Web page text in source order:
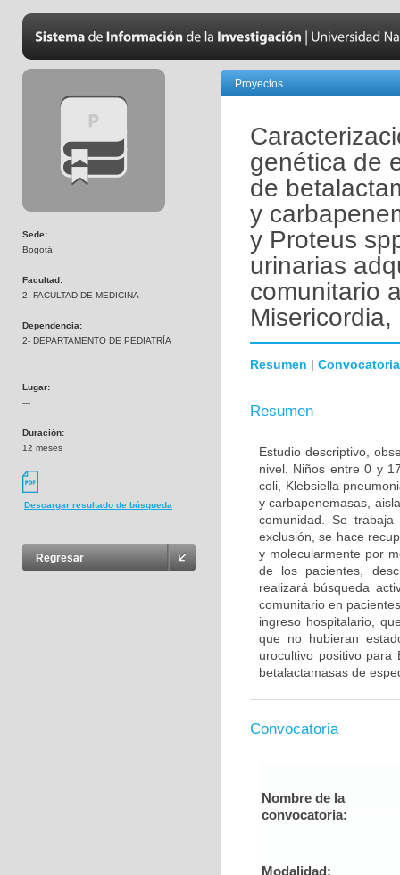
Sede:
Bogotá
Facultad:
2- FACULTAD DE MEDICINA
Dependencia:
2- DEPARTAMENTO DE PEDIATRÍA
Lugar:
---
Duración:
12 meses
Descargar resultado de búsqueda
Regresar
Proyectos
genética de
de
y
y Proteus
urinarias
comunitario
Resumen | Convocatoria
Resumen
Estudio descriptivo,
nivel. Niños entre 0 y
coli, Klebsiella
y carbapenemasas,
comunidad. Se
exclusión, se hace
y molecularmente por
de los pacientes,
realizará búsqueda
comunitario en
ingreso hospitalario,
que no hubieran
urocultivo positivo
betalactamasas de
Convocatoria
Nombre de la
convocatoria:
Modalidad: